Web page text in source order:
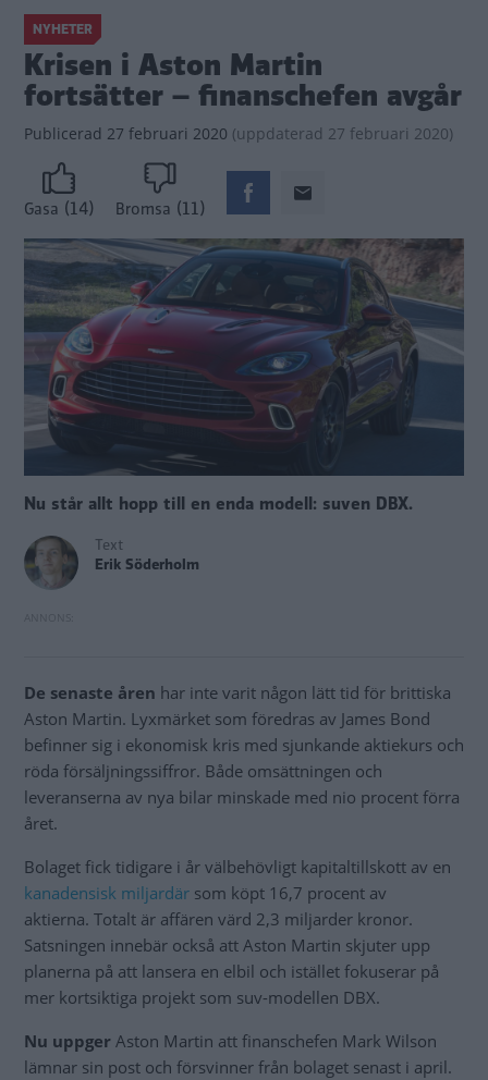
NYHETER
Krisen i Aston Martin
fortsätter – finanschefen avgår
Publicerad 27 februari 2020 (uppdaterad 27 februari 2020)
Gasa (14) Bromsa (11)
Nu står allt hopp till en enda modell: suven DBX.
Text
Erik Söderholm
De senaste åren har inte varit någon lätt tid för brittiska
Aston Martin. Lyxmärket som föredras av James Bond
befinner sig i ekonomisk kris med sjunkande aktiekurs och
röda försäljningssiffror. Både omsättningen och
leveranserna av nya bilar minskade med nio procent förra
året.
Bolaget fick tidigare i år välbehövligt kapitaltillskott av en
kanadensisk miljardär som köpt 16,7 procent av
aktierna. Totalt är affären värd 2,3 miljarder kronor.
Satsningen innebär också att Aston Martin skjuter upp
planerna på att lansera en elbil och istället fokuserar på
mer kortsiktiga projekt som suv-modellen DBX.
Nu uppger Aston Martin att finanschefen Mark Wilson
lämnar sin post och försvinner från bolaget senast i april.